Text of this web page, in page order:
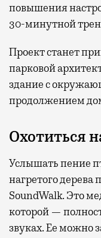
повышения
30-минутной
Проект станет
парковой
здание с
продолжением
Охотиться
Услышать пение
нагретого дерева
SoundWalk. Это
которой —
звуках. Ее можно